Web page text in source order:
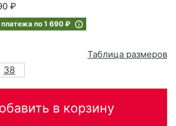
₽
по 1 690 ₽
Таблица размеров
38
в корзину